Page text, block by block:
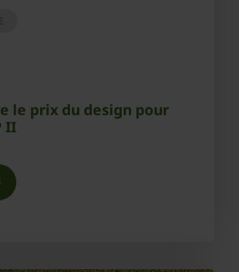
le prix du design pour
II